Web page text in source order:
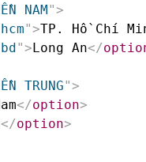
NAM">
hcm">TP. Hồ Chí
bd">Long An</
TRUNG">
</option>
</option>